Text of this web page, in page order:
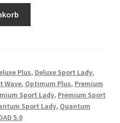
Plus, Deluxe Sport Lady,
Wave, Optimum Plus, Premium
Sport Lady, Premium Sport
Sport Lady, Quantum
5.0